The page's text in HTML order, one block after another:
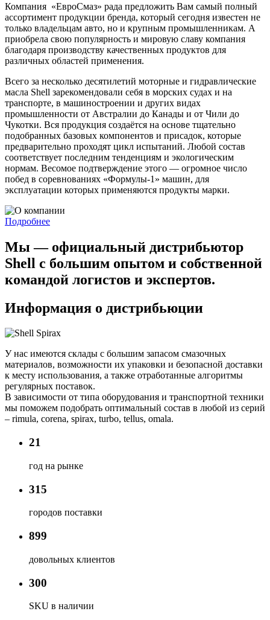
Компания «ЕвроСмаз» рада предложить Вам самый полный
ассортимент продукции бренда, который сегодня известен не
только владельцам авто, но и крупным промышленникам. А
приобрела свою популярность и мировую славу компания
благодаря производству качественных продуктов для
различных областей применения.
Всего за несколько десятилетий моторные и гидравлические
масла Shell зарекомендовали себя в морских судах и на
транспорте, в машиностроении и других видах
промышленности от Австралии до Канады и от Чили до
Чукотки. Вся продукция создаётся на основе тщательно
подобранных базовых компонентов и присадок, которые
предварительно проходят цикл испытаний. Любой состав
соответствует последним тенденциям и экологическим
нормам. Весомое подтверждение этого — огромное число
побед в соревнованиях «Формулы-1» машин, для
эксплуатации которых применяются продукты марки.
Подробнее
Мы — официальный дистрибьютор
Shell с большим опытом и собственной
командой логистов и экспертов.
Информация о дистрибьюции
У нас имеются склады с большим запасом смазочных
материалов, возможности их упаковки и безопасной доставки
к месту использования, а также отработанные алгоритмы
регулярных поставок.
В зависимости от типа оборудования и транспортной техники
мы поможем подобрать оптимальный состав в любой из серий
– rimula, corena, spirax, turbo, tellus, omala.
21
год на рынке
315
городов поставки
899
довольных клиентов
300
SKU в наличии